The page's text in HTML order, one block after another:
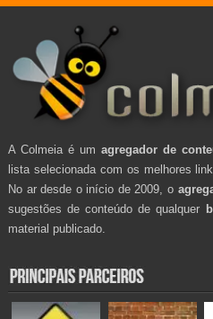
A Colmeia é um agregador de
lista selecionada com os melhores
No ar desde o início de 2009, o
sugestões de conteúdo de qualquer
material publicado.